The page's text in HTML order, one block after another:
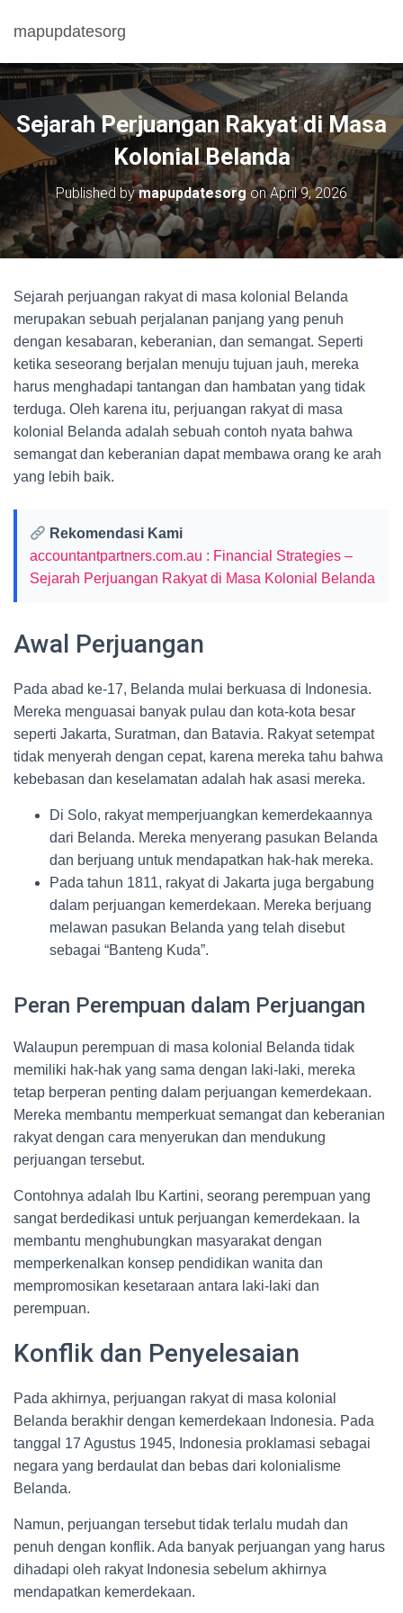
mapupdatesorg
Sejarah Perjuangan Rakyat di Masa
Kolonial Belanda
Published bymapupdatesorg onApril 9, 2026
Sejarah perjuangan rakyat di masa kolonial Belanda
merupakan sebuah perjalanan panjang yang penuh
dengan kesabaran, keberanian, dan semangat. Seperti
ketika seseorang berjalan menuju tujuan jauh, mereka
harus menghadapi tantangan dan hambatan yang tidak
terduga. Oleh karena itu, perjuangan rakyat di masa
kolonial Belanda adalah sebuah contoh nyata bahwa
semangat dan keberanian dapat membawa orang ke arah
yang lebih baik.
Rekomendasi Kami
accountantpartners.com.au : Financial Strategies –
Sejarah Perjuangan Rakyat di Masa Kolonial Belanda
Awal Perjuangan
Pada abad ke-17, Belanda mulai berkuasa di Indonesia.
Mereka menguasai banyak pulau dan kota-kota besar
seperti Jakarta, Suratman, dan Batavia. Rakyat setempat
tidak menyerah dengan cepat, karena mereka tahu bahwa
kebebasan dan keselamatan adalah hak asasi mereka.
Di Solo, rakyat memperjuangkan kemerdekaannya
dari Belanda. Mereka menyerang pasukan Belanda
dan berjuang untuk mendapatkan hak-hak mereka.
Pada tahun 1811, rakyat di Jakarta juga bergabung
dalam perjuangan kemerdekaan. Mereka berjuang
melawan pasukan Belanda yang telah disebut
sebagai “Banteng Kuda”.
Peran Perempuan dalam Perjuangan
Walaupun perempuan di masa kolonial Belanda tidak
memiliki hak-hak yang sama dengan laki-laki, mereka
tetap berperan penting dalam perjuangan kemerdekaan.
Mereka membantu memperkuat semangat dan keberanian
rakyat dengan cara menyerukan dan mendukung
perjuangan tersebut.
Contohnya adalah Ibu Kartini, seorang perempuan yang
sangat berdedikasi untuk perjuangan kemerdekaan. Ia
membantu menghubungkan masyarakat dengan
memperkenalkan konsep pendidikan wanita dan
mempromosikan kesetaraan antara laki-laki dan
perempuan.
Konflik dan Penyelesaian
Pada akhirnya, perjuangan rakyat di masa kolonial
Belanda berakhir dengan kemerdekaan Indonesia. Pada
tanggal 17 Agustus 1945, Indonesia proklamasi sebagai
negara yang berdaulat dan bebas dari kolonialisme
Belanda.
Namun, perjuangan tersebut tidak terlalu mudah dan
penuh dengan konflik. Ada banyak perjuangan yang harus
dihadapi oleh rakyat Indonesia sebelum akhirnya
mendapatkan kemerdekaan.